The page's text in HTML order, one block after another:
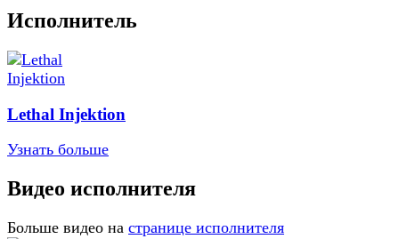
Исполнитель
Lethal Injektion
Узнать больше
Видео исполнителя
Больше видео на странице исполнителя